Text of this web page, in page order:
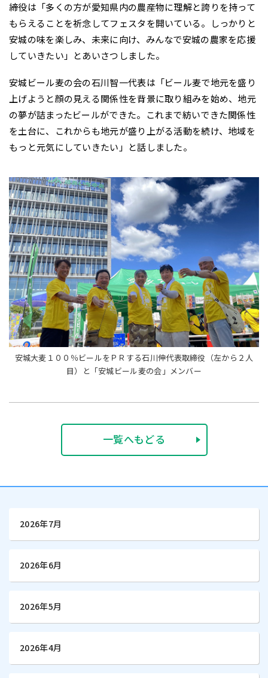
安城大麦１００％ビールをＰＲする石川伸代表取締役（左から２人
目）と「安城ビール麦の会」メンバー
締役は「多くの方が愛知県内の農産物に理解と誇りを持って
もらえることを祈念してフェスタを開いている。しっかりと
安城の味を楽しみ、未来に向け、みんなで安城の農家を応援
していきたい」とあいさつしました。
安城ビール麦の会の石川智一代表は「ビール麦で地元を盛り
上げようと顔の見える関係性を背景に取り組みを始め、地元
の夢が詰まったビールができた。これまで紡いできた関係性
を土台に、これからも地元が盛り上がる活動を続け、地域を
もっと元気にしていきたい」と話しました。
一覧へもどる
2026年7月
2026年6月
2026年5月
2026年4月